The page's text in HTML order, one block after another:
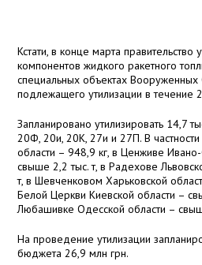
Кстати, в конце марта
компонентов жидкого ракетного
специальных объектах Вооруженных
подлежащего утилизации в течение
Запланировано утилизировать 14,7
20Ф, 20и, 20К, 27и и 27П. В
области –948,9 кг, в Ценживе
свыше 2,2 тыс. т, в Радехове
т, в Шевченковом Харьковской
Белой Церкви Киевской области –
Любашивке Одесской области –
На проведение утилизации
бюджета 26,9 млн грн.